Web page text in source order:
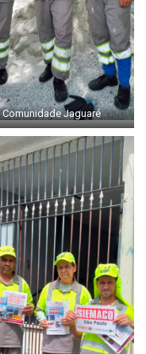
Comunidade Jaguaré